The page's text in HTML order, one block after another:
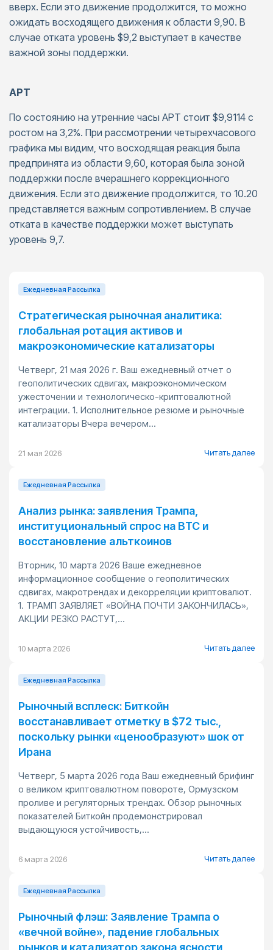
вверх. Если это движение продолжится, то можно
ожидать восходящего движения к области 9,90. В
случае отката уровень $9,2 выступает в качестве
важной зоны поддержки.
APT
По состоянию на утренние часы APT стоит $9,9114 с
ростом на 3,2%. При рассмотрении четырехчасового
графика мы видим, что восходящая реакция была
предпринята из области 9,60, которая была зоной
поддержки после вчерашнего коррекционного
движения. Если это движение продолжится, то 10.20
представляется важным сопротивлением. В случае
отката в качестве поддержки может выступать
уровень 9,7.
Ежедневная Pассылка
Стратегическая рыночная аналитика:
глобальная ротация активов и
макроэкономические катализаторы
Четверг, 21 мая 2026 г. Ваш ежедневный отчет о
геополитических сдвигах, макроэкономическом
ужесточении и технологическо-криптовалютной
интеграции. 1. Исполнительное резюме и рыночные
катализаторы Вчера вечером...
21 мая 2026 Читать далее
Ежедневная Pассылка
Анализ рынка: заявления Трампа,
институциональный спрос на BTC и
восстановление альткоинов
Вторник, 10 марта 2026 Ваше ежедневное
информационное сообщение о геополитических
сдвигах, макротрендах и декорреляции криптовалют.
1. ТРАМП ЗАЯВЛЯЕТ «ВОЙНА ПОЧТИ ЗАКОНЧИЛАСЬ»,
АКЦИИ РЕЗКО РАСТУТ,...
10 марта 2026 Читать далее
Ежедневная Pассылка
Рыночный всплеск: Биткойн
восстанавливает отметку в $72 тыс.,
поскольку рынки «ценообразуют» шок от
Ирана
Четверг, 5 марта 2026 года Ваш ежедневный брифинг
о великом криптовалютном повороте, Ормузском
проливе и регуляторных трендах. Обзор рыночных
показателей Биткойн продемонстрировал
выдающуюся устойчивость,...
6 марта 2026 Читать далее
Ежедневная Pассылка
Рыночный флэш: Заявление Трампа о
«вечной войне», падение глобальных
рынков и катализатор закона ясности